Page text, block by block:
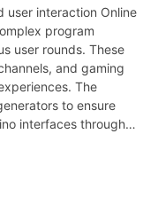
user interaction Online
program
user rounds. These
and gaming
The
to ensure
interfaces through…